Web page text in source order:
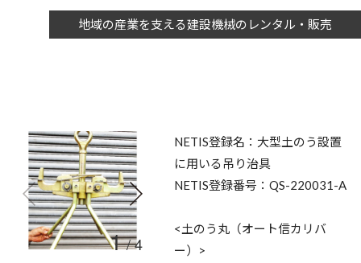
地域の産業を支える建設機械のレンタル・販売
1/4
NETIS登録名：大型土のう設置
に用いる吊り治具
NETIS登録番号：QS-220031-A
<土のう丸（オート信カリバ
ー）>